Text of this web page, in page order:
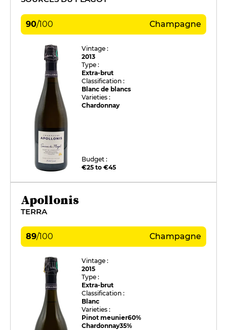
90/100 Champagne
Vintage :
2013
Type :
Extra-brut
Classification :
Blanc de blancs
Varieties :
Chardonnay
Budget :
€25 to €45
Apollonis
TERRA
89/100 Champagne
Vintage :
2015
Type :
Extra-brut
Classification :
Blanc
Varieties :
Pinot meunier60%
Chardonnay35%